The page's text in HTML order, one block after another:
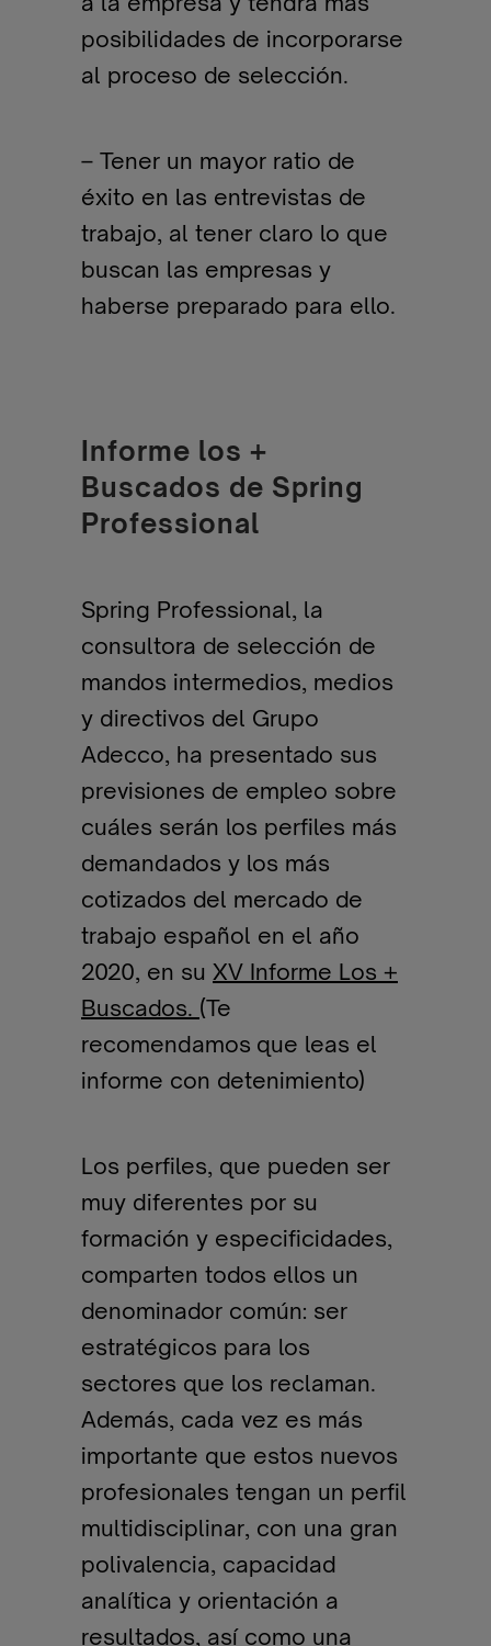
posibilidades de incorporarse
al proceso de selección.
– Tener un mayor ratio de
éxito en las entrevistas de
trabajo, al tener claro lo que
buscan las empresas y
haberse preparado para ello.
Informe los +
Buscados de Spring
Professional
Spring Professional, la
consultora de selección de
mandos intermedios, medios
y directivos del Grupo
Adecco, ha presentado sus
previsiones de empleo sobre
cuáles serán los perfiles más
demandados y los más
cotizados del mercado de
trabajo español en el año
2020, en su XV Informe Los +
Buscados. (Te
recomendamos que leas el
informe con detenimiento)
Los perfiles, que pueden ser
muy diferentes por su
formación y especificidades,
comparten todos ellos un
denominador común: ser
estratégicos para los
sectores que los reclaman.
Además, cada vez es más
importante que estos nuevos
profesionales tengan un perfil
multidisciplinar, con una gran
polivalencia, capacidad
analítica y orientación a
resultados, así como una